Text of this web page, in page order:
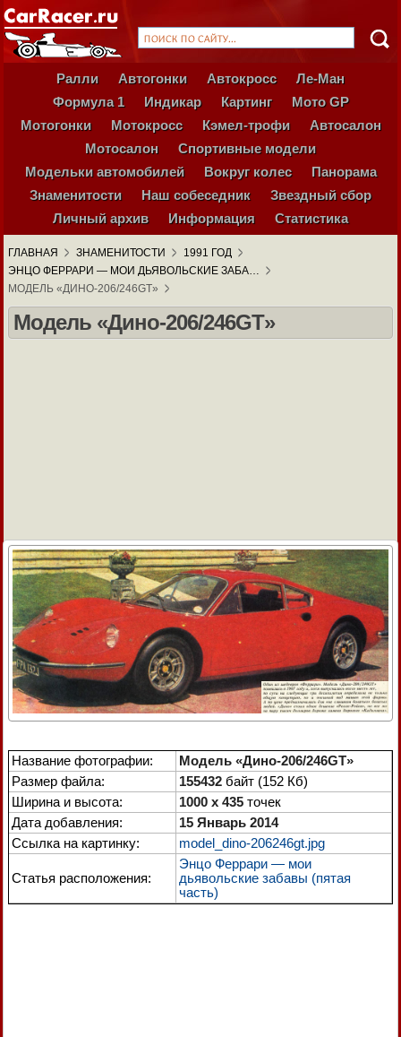
Ралли Автогонки Автокросс
Ле-Ман
Формула 1
Индикар Картинг
Мото GP
Мотогонки
Мотокросс Кэмел-трофи
Автосалон
Мотосалон
Спортивные модели
Модельки автомобилей
Вокруг колес
Панорама
Знаменитости
Наш собеседник
Звездный сбор
Личный архив
Информация Статистика
ГЛАВНАЯ ЗНАМЕНИТОСТИ
1991 ГОД
ЭНЦО ФЕРРАРИ — МОИ ДЬЯВОЛЬСКИЕ ЗАБА…
МОДЕЛЬ «ДИНО-206/246GT»
Модель «Дино-206/246GT»
Название фотографии:
Модель «Дино-206/246GT»
Размер файла:
155432 байт (152 Кб)
Ширина и высота:
1000 x 435 точек
Дата добавления:
15 Январь 2014
Ссылка на картинку:
model_dino-206246gt.jpg
Статья расположения:
Энцо Феррари — мои
дьявольские забавы (пятая
часть)